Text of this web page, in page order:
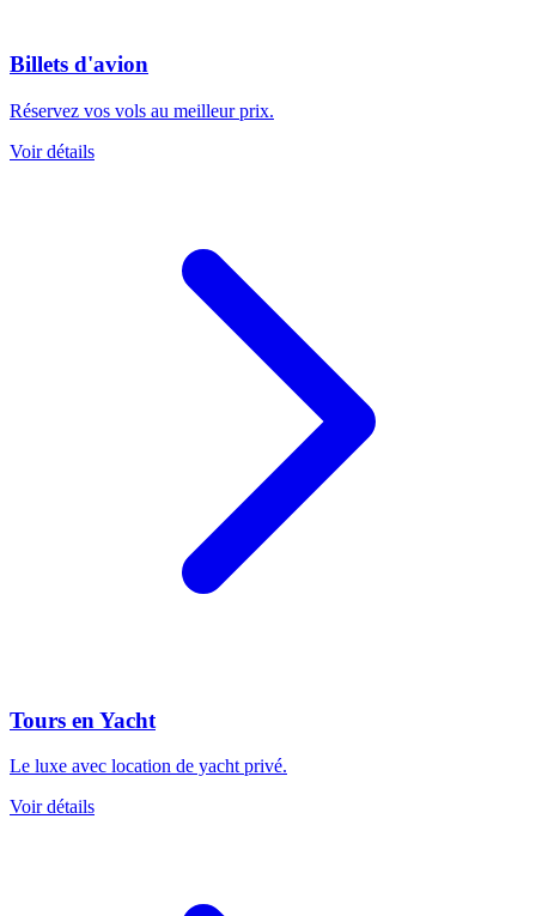
Billets d'avion
Réservez vos vols au meilleur prix.
Voir détails
Tours en Yacht
Le luxe avec location de yacht privé.
Voir détails